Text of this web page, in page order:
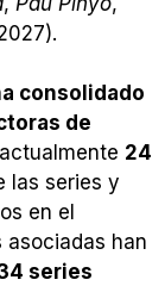
consolidado
de
24
las series y
en el
asociadas han
series